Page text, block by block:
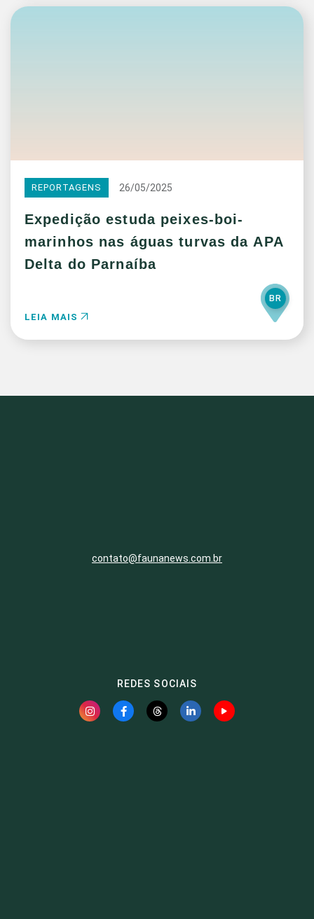
REPORTAGENS 26/05/2025
Expedição estuda peixes-boi-
marinhos nas águas turvas da APA
Delta do Parnaíba
LEIA MAIS
BR
contato@faunanews.com.br
REDES SOCIAIS